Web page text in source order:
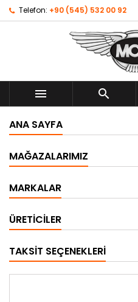
Telefon: +90 (545) 532 00 92
 
ANA SAYFA
MAĞAZALARIMIZ
MARKALAR
ÜRETICILER
TAKSIT SEÇENEKLERI